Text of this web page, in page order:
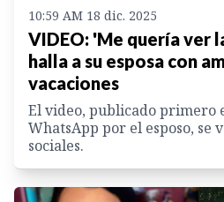
10:59 AM 18 dic. 2025
VIDEO: 'Me quería ver
halla a su esposa con
vacaciones
El video, publicado primero
WhatsApp por el esposo, se
sociales.